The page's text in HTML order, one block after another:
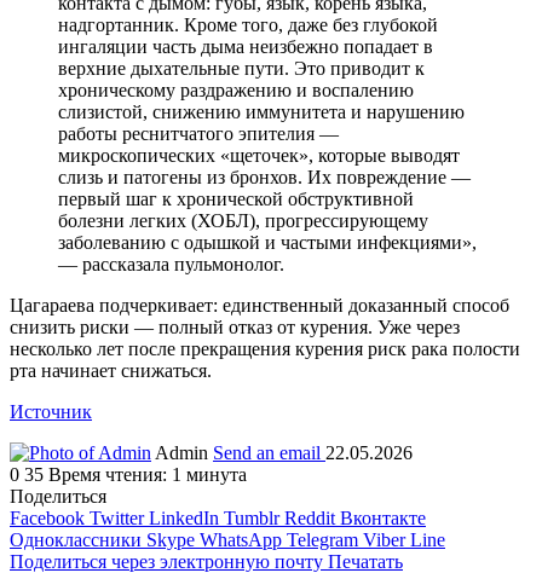
надгортанник. Кроме того, даже без глубокой
ингаляции часть дыма неизбежно попадает в
верхние дыхательные пути. Это приводит к
хроническому раздражению и воспалению
слизистой, снижению иммунитета и нарушению
работы реснитчатого эпителия —
микроскопических «щеточек», которые выводят
слизь и патогены из бронхов. Их повреждение —
первый шаг к хронической обструктивной
болезни легких (ХОБЛ), прогрессирующему
заболеванию с одышкой и частыми инфекциями»,
— рассказала пульмонолог.
Цагараева подчеркивает: единственный доказанный способ
снизить риски — полный отказ от курения. Уже через
несколько лет после прекращения курения риск рака полости
рта начинает снижаться.
Источник
Admin Send an email 22.05.2026
0 35 Время чтения: 1 минута
Поделиться
Facebook Twitter LinkedIn Tumblr Reddit Вконтакте
Одноклассники Skype WhatsApp Telegram Viber Line
Поделиться через электронную почту Печатать